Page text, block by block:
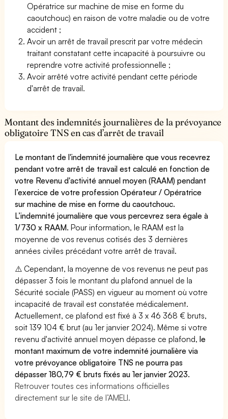
Opératrice sur machine de mise en forme du
caoutchouc) en raison de votre maladie ou de votre
accident ;
Avoir un arrêt de travail prescrit par votre médecin
traitant constatant cette incapacité à poursuivre ou
reprendre votre activité professionnelle ;
Avoir arrêté votre activité pendant cette période
d'arrêt de travail.
Montant des indemnités journalières de la prévoyance
obligatoire TNS en cas d’arrêt de travail
Le montant de l'indemnité journalière que vous recevrez
pendant votre arrêt de travail est calculé en fonction de
votre Revenu d'activité annuel moyen (RAAM) pendant
l’exercice de votre profession Opérateur / Opératrice
sur machine de mise en forme du caoutchouc.
L’indemnité journalière que vous percevrez sera égale à
1/730 x RAAM. Pour information, le RAAM est la
moyenne de vos revenus cotisés des 3 dernières
années civiles précédant votre arrêt de travail.
⚠️ Cependant, la moyenne de vos revenus ne peut pas
dépasser 3 fois le montant du plafond annuel de la
Sécurité sociale (PASS) en vigueur au moment où votre
incapacité de travail est constatée médicalement.
Actuellement, ce plafond est fixé à 3 x 46 368 € bruts,
soit 139 104 € brut (au 1er janvier 2024). Même si votre
revenu d'activité annuel moyen dépasse ce plafond,le
montant maximum de votre indemnité journalière via
votre prévoyance obligatoire TNS ne pourra pas
dépasser 180,79 € bruts fixés au 1er janvier 2023.
Retrouver toutes ces informations officielles
directement sur le site de l’AMELI.